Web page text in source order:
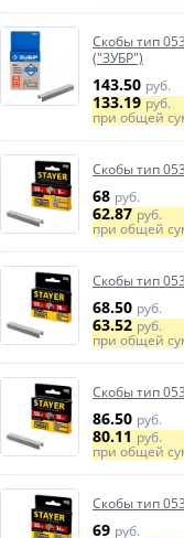
Скобы тип
("ЗУБР")
143.50 руб.
133.19руб.
при общей
Скобы тип
68 руб.
62.87руб.
при общей
Скобы тип
68.50 руб.
63.52руб.
при общей
Скобы тип
86.50 руб.
80.11руб.
при общей
Скобы тип
69 руб.